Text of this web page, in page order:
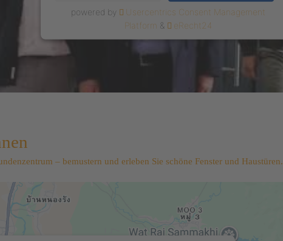
powered by
Usercentrics Consent Management
Platform & eRecht24
– bemustern und erleben Sie schöne Fenster und Haustüren.